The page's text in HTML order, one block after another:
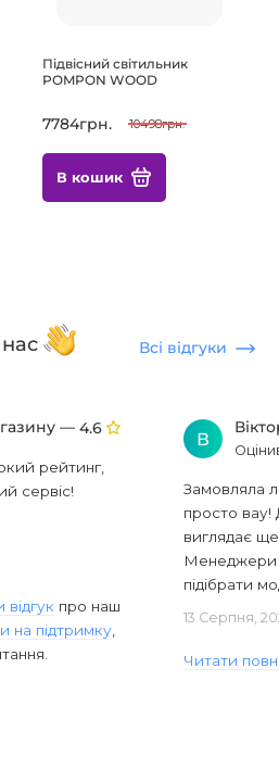
Підвісний світильник
POMPON WOOD
7784грн. 10498грн.
В кошик
Всі відгуки
— 4.6
рейтинг,
сервіс!
про наш
на підтримку
В
Замовляла
просто вау!
виглядає
Менеджери
підібрати
13 Серпня,
Читати